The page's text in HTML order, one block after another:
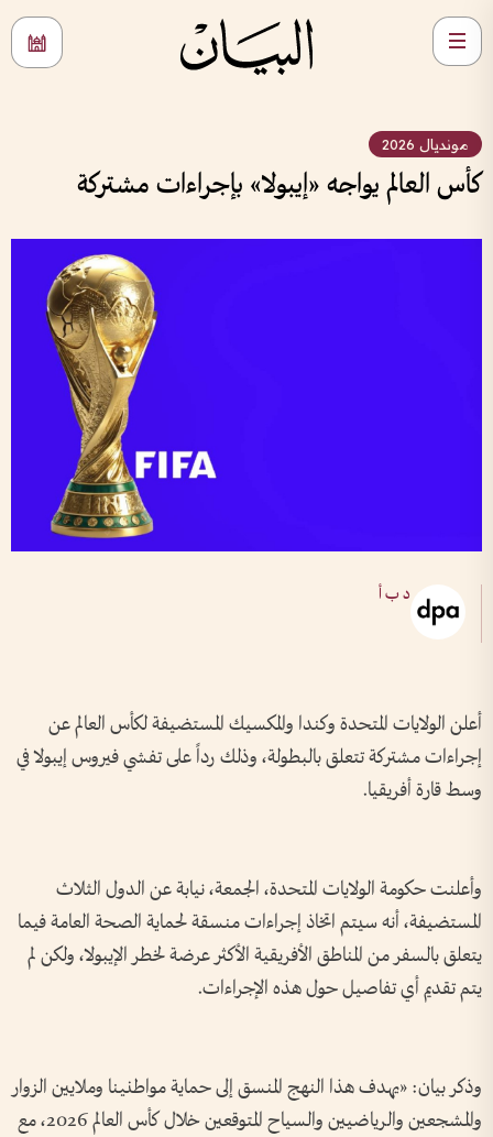
مونديال 2026
كأس العالم يواجه «إيبولا» بإجراءات مشتركة
د ب أ
أعلن الولايات المتحدة وكندا والمكسيك المستضيفة لكأس العالم عن
إجراءات مشتركة تتعلق بالبطولة، وذلك رداً على تفشي فيروس إيبولا في
وسط قارة أفريقيا.
وأعلنت حكومة الولايات المتحدة، الجمعة، نيابة عن الدول الثلاث
المستضيفة، أنه سيتم اتخاذ إجراءات منسقة لحماية الصحة العامة فيما
يتعلق بالسفر من المناطق الأفريقية الأكثر عرضة لخطر الإيبولا، ولكن لم
يتم تقديم أي تفاصيل حول هذه الإجراءات.
وذكر بيان: «يهدف هذا النهج المنسق إلى حماية مواطنينا وملايين الزوار
والمشجعين والرياضيين والسياح المتوقعين خلال كأس العالم 2026، مع